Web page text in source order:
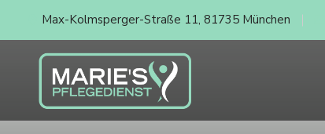
Max-Kolmsperger-Straße 11, 81735 München